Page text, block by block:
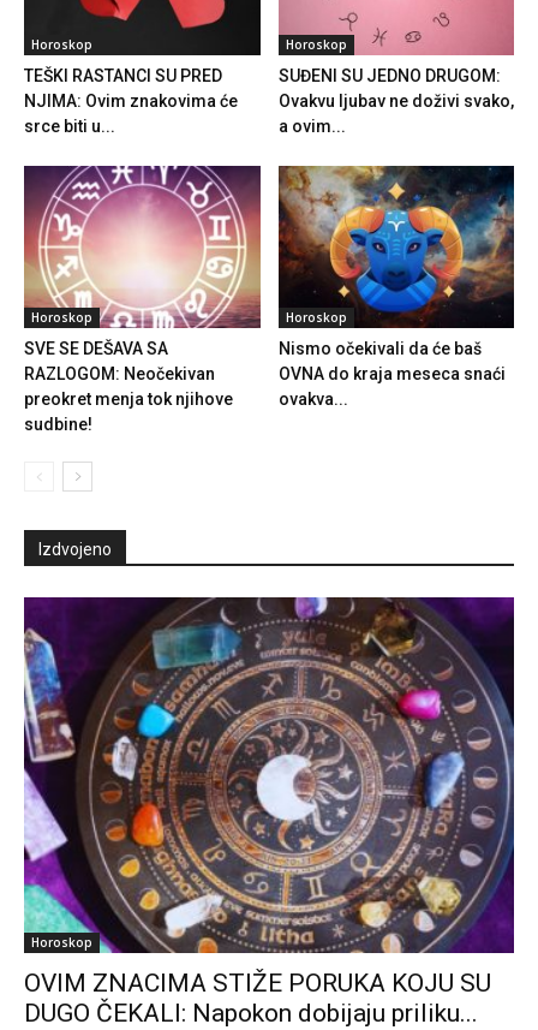
Horoskop
TEŠKI RASTANCI SU PRED
NJIMA: Ovim znakovima će
srce biti u...
Horoskop
SUĐENI SU JEDNO DRUGOM:
Ovakvu ljubav ne doživi svako,
a ovim...
Horoskop
SVE SE DEŠAVA SA
RAZLOGOM: Neočekivan
preokret menja tok njihove
sudbine!
Horoskop
Nismo očekivali da će baš
OVNA do kraja meseca snaći
ovakva...
Izdvojeno
Horoskop
OVIM ZNACIMA STIŽE PORUKA KOJU SU
DUGO ČEKALI: Napokon dobijaju priliku...